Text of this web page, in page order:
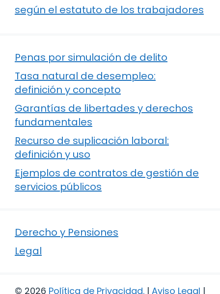
según el estatuto de los trabajadores
Penas por simulación de delito
Tasa natural de desempleo:
definición y concepto
Garantías de libertades y derechos
fundamentales
Recurso de suplicación laboral:
definición y uso
Ejemplos de contratos de gestión de
servicios públicos
Derecho y Pensiones
Legal
© 2026 Política de Privacidad. | Aviso Legal |